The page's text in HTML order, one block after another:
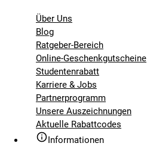
Über Uns
Blog
Ratgeber-Bereich
Online-Geschenkgutscheine
Studentenrabatt
Karriere & Jobs
Partnerprogramm
Unsere Auszeichnungen
Aktuelle Rabattcodes
Informationen